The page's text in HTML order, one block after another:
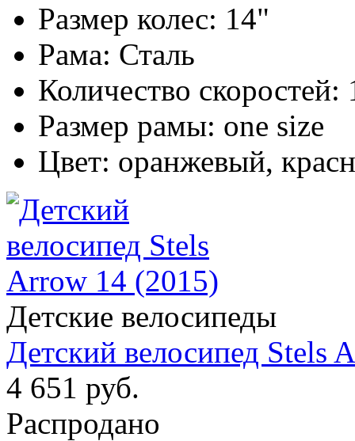
Размер колес: 14"
Рама: Сталь
Количество скоростей:
Размер рамы: one size
Цвет: оранжевый,
Детские велосипеды
Детский велосипед Stels
4 651 руб.
Распродано